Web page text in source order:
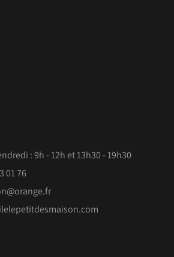
: 9h - 12h et 13h30 - 19h30
01 76